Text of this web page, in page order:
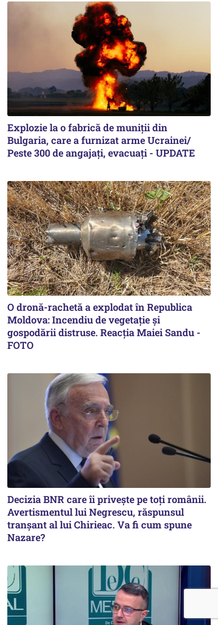
Explozie la o fabrică de muniții din
Bulgaria, care a furnizat arme Ucrainei/
Peste 300 de angajați, evacuați - UPDATE
O dronă-rachetă a explodat în Republica
Moldova: Incendiu de vegetație și
gospodării distruse. Reacția Maiei Sandu -
FOTO
Decizia BNR care îi privește pe toți românii.
Avertismentul lui Negrescu, răspunsul
tranșant al lui Chirieac. Va fi cum spune
Nazare?